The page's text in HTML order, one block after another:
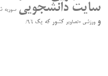
سایت دانشجویی سوریه
و ورزشی +تصاویر کشور که یک ۹۶/